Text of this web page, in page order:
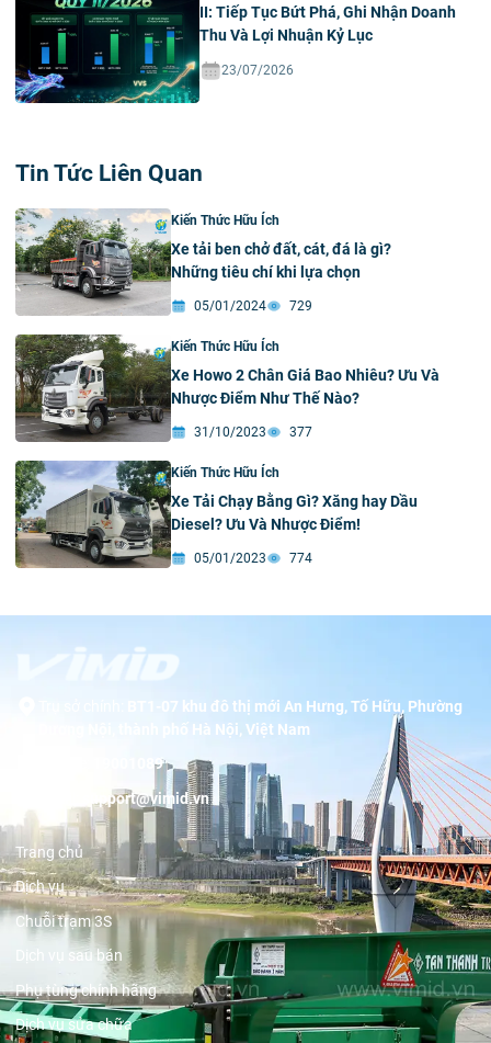
II: Tiếp Tục Bứt Phá, Ghi Nhận Doanh
Thu Và Lợi Nhuận Kỷ Lục
23/07/2026
Tin Tức Liên Quan
Kiến Thức Hữu Ích
Xe tải ben chở đất, cát, đá là gì?
Những tiêu chí khi lựa chọn
05/01/2024 729
Kiến Thức Hữu Ích
Xe Howo 2 Chân Giá Bao Nhiêu? Ưu Và
Nhược Điểm Như Thế Nào?
31/10/2023 377
Kiến Thức Hữu Ích
Xe Tải Chạy Bằng Gì? Xăng hay Dầu
Diesel? Ưu Và Nhược Điểm!
05/01/2023 774
BT1-07 khu đô thị mới An Hưng, Tố Hữu, Phường
Dương Nội, thành phố Hà Nội, Việt Nam
19001089
support@vimid.vn
Trang chủ
Dịch vụ
Chuỗi trạm 3S
Dịch vụ sau bán
Phụ tùng chính hãng
Dịch vụ sửa chữa